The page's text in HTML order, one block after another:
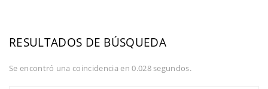
RESULTADOS DE BÚSQUEDA
Se encontró una coincidencia en 0.028 segundos.